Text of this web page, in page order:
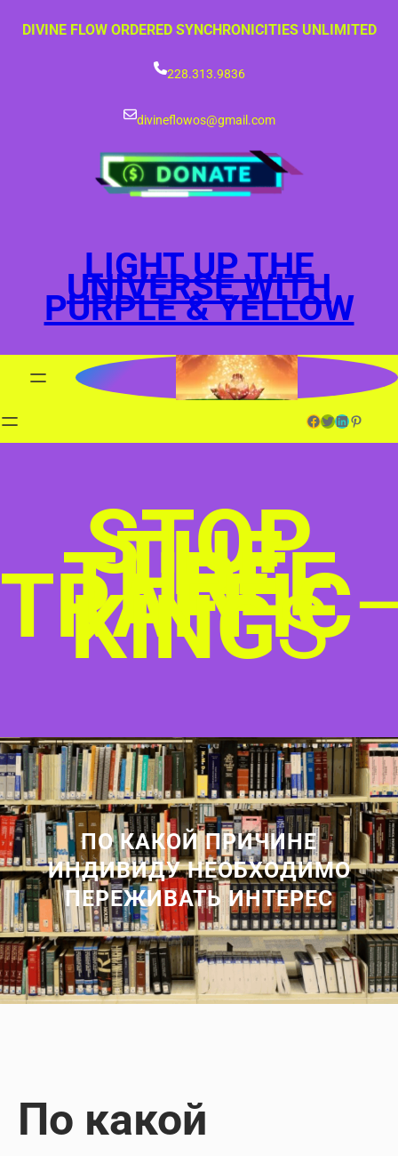
DIVINE FLOW ORDERED SYNCHRONICITIES UNLIMITED
228.313.9836
divineflowos@gmail.com
LIGHT UP THE
UNIVERSE WITH
PURPLE & YELLOW
Facebook Twitter LinkedIn Pinterest
STOP
THE
THREE
TRAFFIC
KINGS
ПО КАКОЙ ПРИЧИНЕ
ИНДИВИДУ НЕОБХОДИМО
ПЕРЕЖИВАТЬ ИНТЕРЕС
По какой